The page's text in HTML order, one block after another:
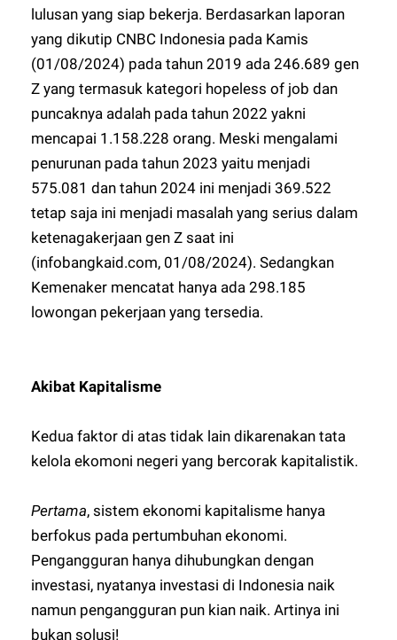
lulusan yang siap bekerja. Berdasarkan laporan
yang dikutip CNBC Indonesia pada Kamis
(01/08/2024) pada tahun 2019 ada 246.689 gen
Z yang termasuk kategori hopeless of job dan
puncaknya adalah pada tahun 2022 yakni
mencapai 1.158.228 orang. Meski mengalami
penurunan pada tahun 2023 yaitu menjadi
575.081 dan tahun 2024 ini menjadi 369.522
tetap saja ini menjadi masalah yang serius dalam
ketenagakerjaan gen Z saat ini
(infobangkaid.com, 01/08/2024). Sedangkan
Kemenaker mencatat hanya ada 298.185
lowongan pekerjaan yang tersedia.
Akibat Kapitalisme
Kedua faktor di atas tidak lain dikarenakan tata
kelola ekomoni negeri yang bercorak kapitalistik.
Pertama, sistem ekonomi kapitalisme hanya
berfokus pada pertumbuhan ekonomi.
Pengangguran hanya dihubungkan dengan
investasi, nyatanya investasi di Indonesia naik
namun pengangguran pun kian naik. Artinya ini
bukan solusi!